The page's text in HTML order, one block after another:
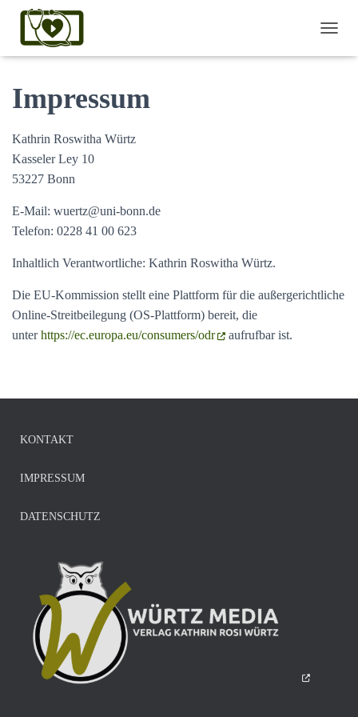
Impressum
Kathrin Roswitha Würtz
Kasseler Ley 10
53227 Bonn
E-Mail: wuertz@uni-bonn.de
Telefon: 0228 41 00 623
Inhaltlich Verantwortliche: Kathrin Roswitha Würtz.
Die EU-Kommission stellt eine Plattform für die außergerichtliche
Online-Streitbeilegung (OS-Plattform) bereit, die
unterhttps://ec.europa.eu/consumers/odr aufrufbar ist.
KONTAKT
IMPRESSUM
DATENSCHUTZ